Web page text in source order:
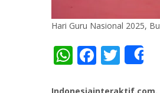
Hari Guru Nasional 2025,
WhatsApp